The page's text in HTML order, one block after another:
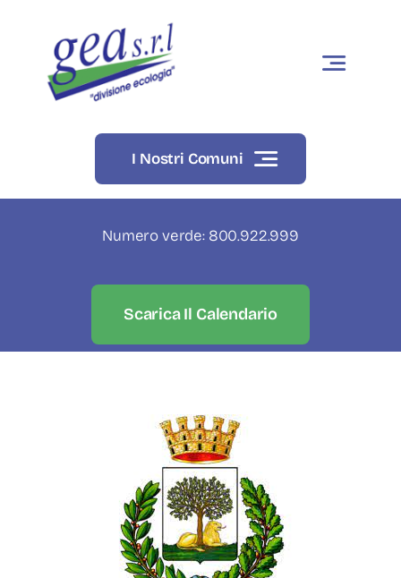
I Nostri Comuni
Numero verde: 800.922.999
Scarica Il Calendario